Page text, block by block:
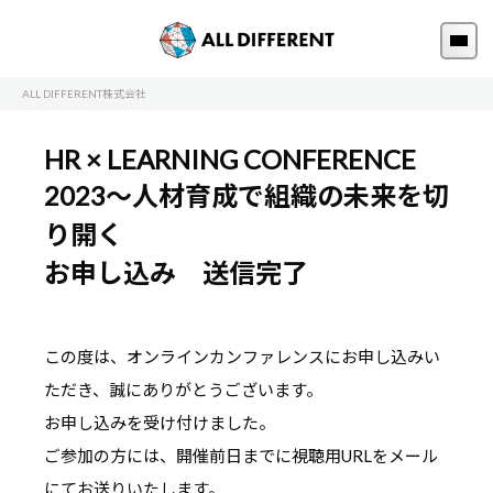
ALL DIFFERENT株式会社
HR × LEARNING CONFERENCE
2023～人材育成で組織の未来を切
り開く
お申し込み 送信完了
この度は、オンラインカンファレンスにお申し込みい
ただき、誠にありがとうございます。
お申し込みを受け付けました。
ご参加の方には、開催前日までに視聴用URLをメール
にてお送りいたします。